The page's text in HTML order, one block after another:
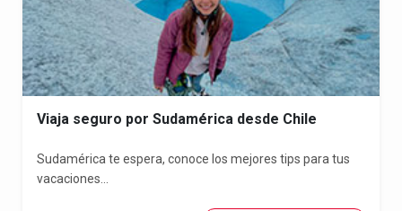
Viaja seguro por Sudamérica desde Chile
Sudamérica te espera, conoce los mejores tips para tus
vacaciones...